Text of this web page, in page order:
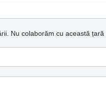
Nu colaborăm cu această țară